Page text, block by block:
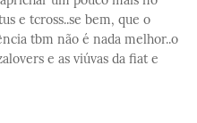
e tcross..se bem, que o
tbm não é nada melhor..o
e as viúvas da fiat e